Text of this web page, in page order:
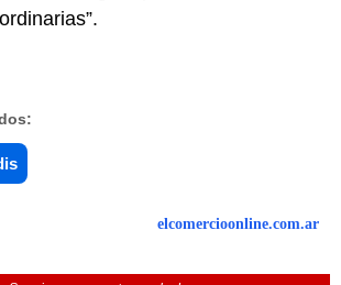
elcomercioonline.com.ar